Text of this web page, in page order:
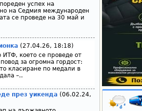
успех на
на Седмия международен
се проведе на 30 май и
(27.04.26, 18:18)
ИТФ, което се проведе от
за огромна гордост:
класиране по медали в
–..
през уикенда(06.02.24,